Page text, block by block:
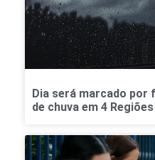
Dia será marcado por
de chuva em 4 Regiões